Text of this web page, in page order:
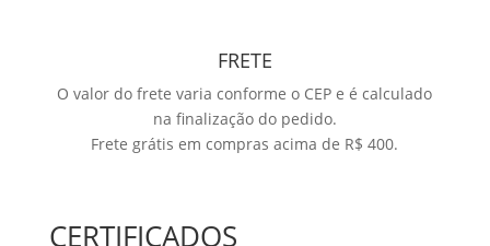
FRETE
O valor do frete varia conforme o CEP e é calculado
na finalização do pedido.
Frete grátis em compras acima de R$ 400.
CERTIFICADOS